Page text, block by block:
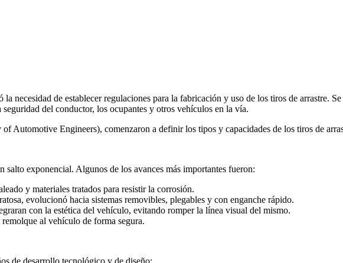
necesidad de establecer regulaciones para la fabricación y uso de los tiros de arrastre.
del conductor, los ocupantes y otros vehículos en la vía.
Automotive Engineers), comenzaron a definir los tipos y capacidades de los tiros de
exponencial. Algunos de los avances más importantes fueron:
y materiales tratados para resistir la corrosión.
evolucionó hacia sistemas removibles, plegables y con enganche rápido.
con la estética del vehículo, evitando romper la línea visual del mismo.
al vehículo de forma segura.